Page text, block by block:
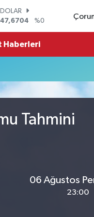
47,6704
EURO
64,2143
%0
GRAM ALTIN
BITCOIN
Haberleri
Tahmini
06 Ağustos
23:00